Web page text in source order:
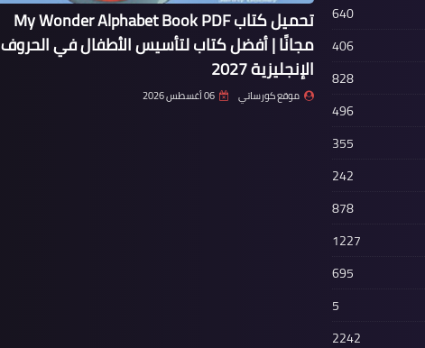
640
406
828
496
355
242
878
1227
695
5
2242
تحميل كتاب My Wonder Alphabet Book PDF
مجانًا | أفضل كتاب لتأسيس الأطفال في الحروف
الإنجليزية 2027
موقع كورساتي 06 أغسطس 2026